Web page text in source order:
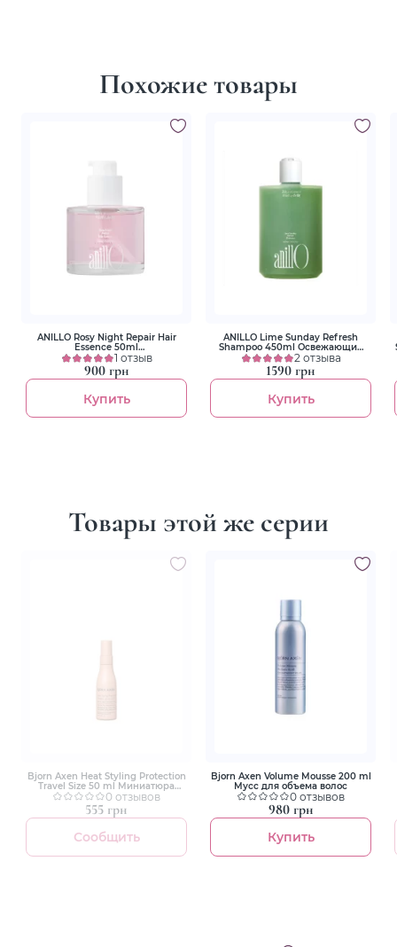
Похожие товары
ANILLO Rosy Night Repair Hair
Essence 50ml
Восстанавливающая эссенция
для волос
1 отзыв
900 грн
Купить
ANILLO Lime Sunday Refresh
Shampoo 450ml Освежающий
шампунь для волос
2 отзыва
1590 грн
Купить
Товары этой же серии
Bjorn Axen Heat Styling Protection
Travel Size 50 ml Миниатюра
термозащитного спрея
0 отзывов
555 грн
Сообщить
Bjorn Axen Volume Mousse 200 ml
Мусс для объема волос
0 отзывов
980 грн
Купить